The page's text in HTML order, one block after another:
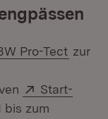
Pro-Tect zur
Extern:
Start-
bis zum